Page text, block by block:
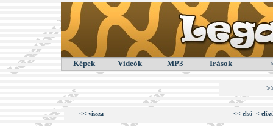
Képek Videók MP3 Irások
<< vissza << első <